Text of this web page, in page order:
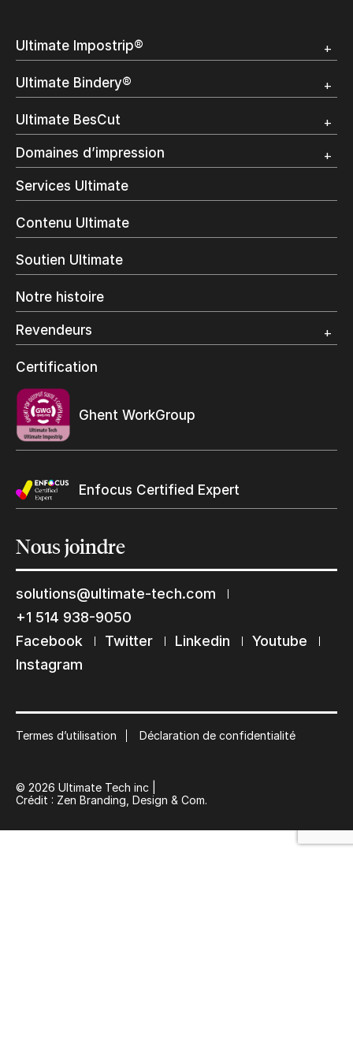
Ultimate Impostrip®
Démo
Ultimate Bindery®
Démo
Témoignages clients
Ultimate BesCut
Apercu
Démo
Domaines d’impression
Publipostage et Transactionnel
Impression Commerciale
Livres à la demande
Impression jet d’encre
Impression d’étiquettes
Emballage numérique
Grand Format
Services Ultimate
Contenu Ultimate
Soutien Ultimate
Notre histoire
Revendeurs
Trouvez un revendeur
Certification
Ghent WorkGroup
Enfocus Certified Expert
Nousjoindre
solutions@ultimate-tech.com
+1 514 938-9050
Facebook
Twitter Linkedin
Youtube
Instagram
Termes d’utilisation Déclaration de confidentialité
© 2026 Ultimate Tech inc |
Crédit : Zen Branding, Design & Com.
Restons en contact
Suscribe